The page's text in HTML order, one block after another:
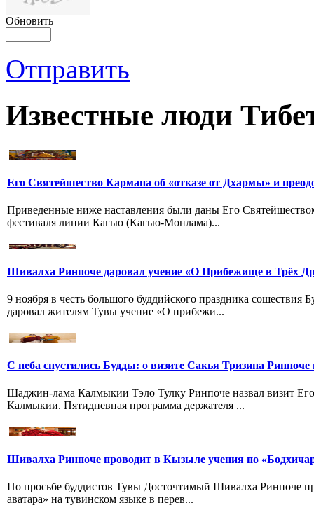
Обновить
Отправить
Известные люди
Его Святейшество Кармапа об «отказе от Дхармы» и
Приведенные ниже наставления были даны Его
фестиваля линии Кагью (Кагью-Монлама)...
Шивалха Ринпоче даровал учение «О Прибежище в Трёх
9 ноября в честь большого буддийского праздника
даровал жителям Тувы учение «О прибежи...
С неба спустились Будды: о визите Сакья Тризина Ринпоче
Шаджин-лама Калмыкии Тэло Тулку Ринпоче назвал визит
Калмыкии. Пятидневная программа держателя ...
Шивалха Ринпоче проводит в Кызыле учения по
По просьбе буддистов Тувы Досточтимый Шивалха Ринпоче
аватара» на тувинском языке в перев...